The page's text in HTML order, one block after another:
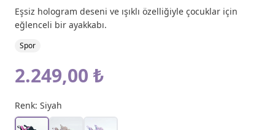
Eşsiz hologram deseni ve ışıklı özelliğiyle çocuklar için
eğlenceli bir ayakkabı.
Spor
2.249,00 ₺
Renk: Siyah